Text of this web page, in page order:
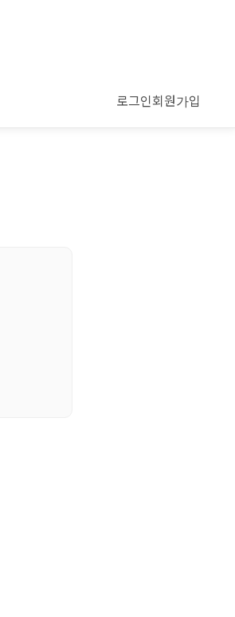
로그인회원가입